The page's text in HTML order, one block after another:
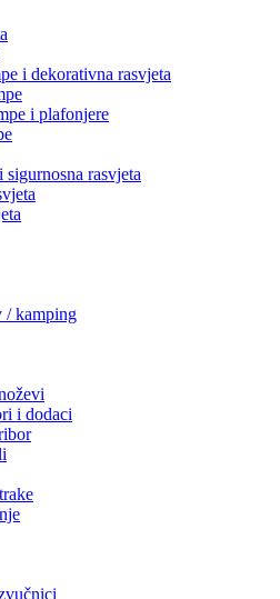
i dekorativna rasvjeta
i plafonjere
rasvjeta
/ kamping
i dodaci